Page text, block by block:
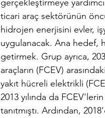
gerçekleştirmeye
ticari araç sektörünün
hidrojen enerjisini evler,
uygulanacak. Ana hedef,
getirmek. Grup ayrıca,
araçların (FCEV)
yakıt hücreli elektrikli
2013 yılında da
tanıtmıştı. Ardından,